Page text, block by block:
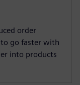
order
go faster with
into products